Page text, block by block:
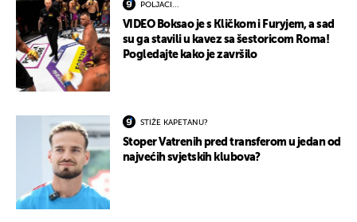
POLJACI...
VIDEO Boksao je s Kličkom i Furyjem, a sad
su ga stavili u kavez sa šestoricom Roma!
Pogledajte kako je završilo
STIŽE KAPETANU?
Stoper Vatrenih pred transferom u jedan od
najvećih svjetskih klubova?